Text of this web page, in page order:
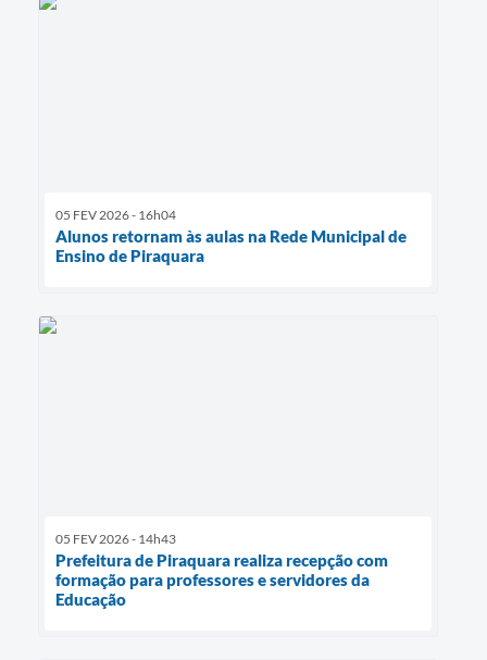
05 FEV 2026 - 16h04
Alunos retornam às aulas na Rede Municipal de
Ensino de Piraquara
05 FEV 2026 - 14h43
Prefeitura de Piraquara realiza recepção com
formação para professores e servidores da
Educação